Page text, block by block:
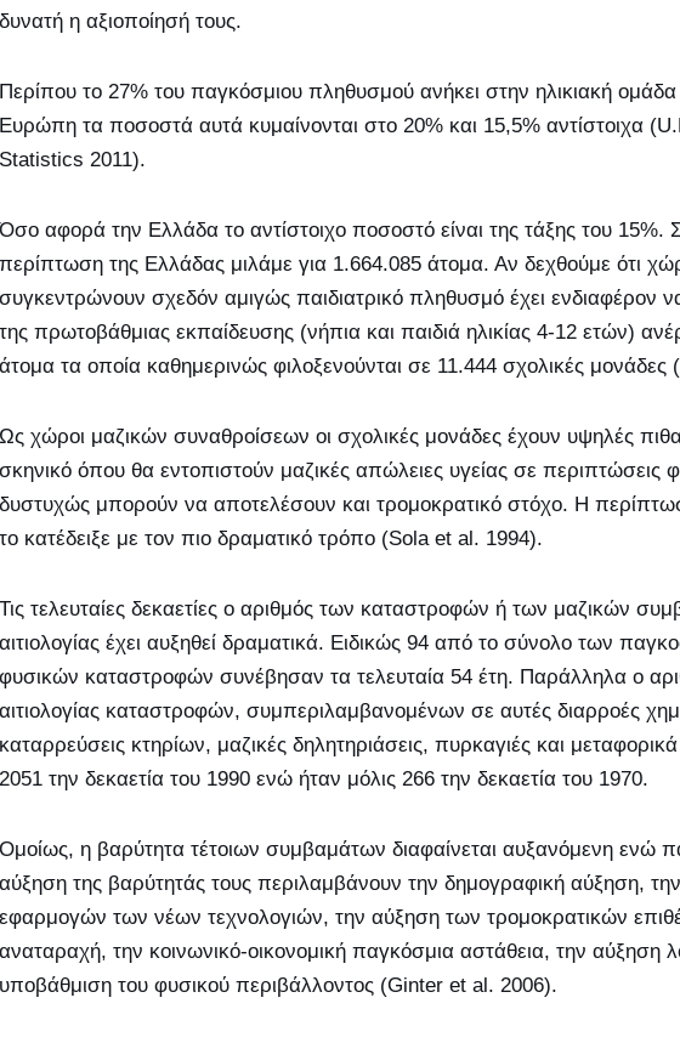
δυνατή η αξιοποίησή τους.
Περίπου το 27% του παγκόσμιου πληθυσμού ανήκει στην ηλικιακή
Ευρώπη τα ποσοστά αυτά κυμαίνονται στο 20% και 15,5% αντίστοιχα
Statistics 2011).
Όσο αφορά την Ελλάδα το αντίστοιχο ποσοστό είναι της τάξης του 15%.
περίπτωση της Ελλάδας μιλάμε για 1.664.085 άτομα. Αν δεχθούμε ότι
συγκεντρώνουν σχεδόν αμιγώς παιδιατρικό πληθυσμό έχει ενδιαφέρον
της πρωτοβάθμιας εκπαίδευσης (νήπια και παιδιά ηλικίας 4-12 ετών)
άτομα τα οποία καθημερινώς φιλοξενούνται σε 11.444 σχολικές μονάδες
Ως χώροι μαζικών συναθροίσεων οι σχολικές μονάδες έχουν υψηλές
σκηνικό όπου θα εντοπιστούν μαζικές απώλειες υγείας σε
δυστυχώς μπορούν να αποτελέσουν και τρομοκρατικό στόχο. Η
το κατέδειξε με τον πιο δραματικό τρόπο (Sola et al. 1994).
Τις τελευταίες δεκαετίες ο αριθμός των καταστροφών ή των μαζικών
αιτιολογίας έχει αυξηθεί δραματικά. Ειδικώς 94 από το σύνολο των
φυσικών καταστροφών συνέβησαν τα τελευταία 54 έτη. Παράλληλα ο
αιτιολογίας καταστροφών, συμπεριλαμβανομένων σε αυτές διαρροές
καταρρεύσεις κτηρίων, μαζικές δηλητηριάσεις, πυρκαγιές και
2051 την δεκαετία του 1990 ενώ ήταν μόλις 266 την δεκαετία του 1970.
Ομοίως, η βαρύτητα τέτοιων συμβαμάτων διαφαίνεται αυξανόμενη ενώ
αύξηση της βαρύτητάς τους περιλαμβάνουν την δημογραφική αύξηση,
εφαρμογών των νέων τεχνολογιών, την αύξηση των τρομοκρατικών
αναταραχή, την κοινωνικό-οικονομική παγκόσμια αστάθεια, την αύξηση
υποβάθμιση του φυσικού περιβάλλοντος (Ginter et al. 2006).